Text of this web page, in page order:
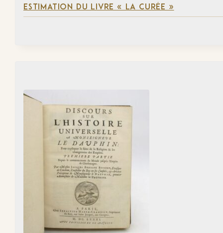
ESTIMATION DU LIVRE « LA CURÉE »